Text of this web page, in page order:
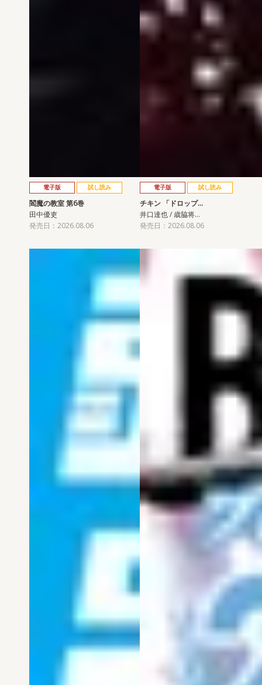
電子版 試し読み
閻魔の教室 第6巻
田中優吏
発売日：2026.08.06
電子版 試し読み
チキン 「ドロップ…
井口達也 / 歳脇将…
発売日：2026.08.06